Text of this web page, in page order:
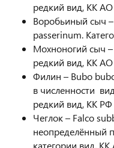
редкий вид, КК
Воробьиный сыч
passerinum.
Мохноногий сыч
редкий вид, КК
Филин – Bubo
в численности
редкий вид, КК
Чеглок – Falco
неопределённый
категории вид,